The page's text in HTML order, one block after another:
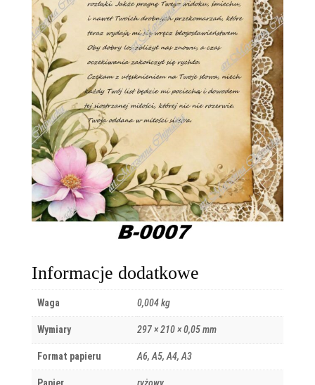
Informacje dodatkowe
Waga 0,004 kg
Wymiary 297 × 210 × 0,05 mm
Format papieru A6, A5, A4, A3
Papier ryżowy